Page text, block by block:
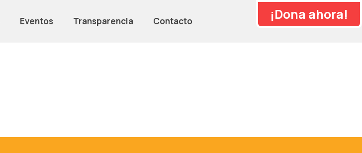
Eventos Transparencia Contacto ¡Dona ahora!